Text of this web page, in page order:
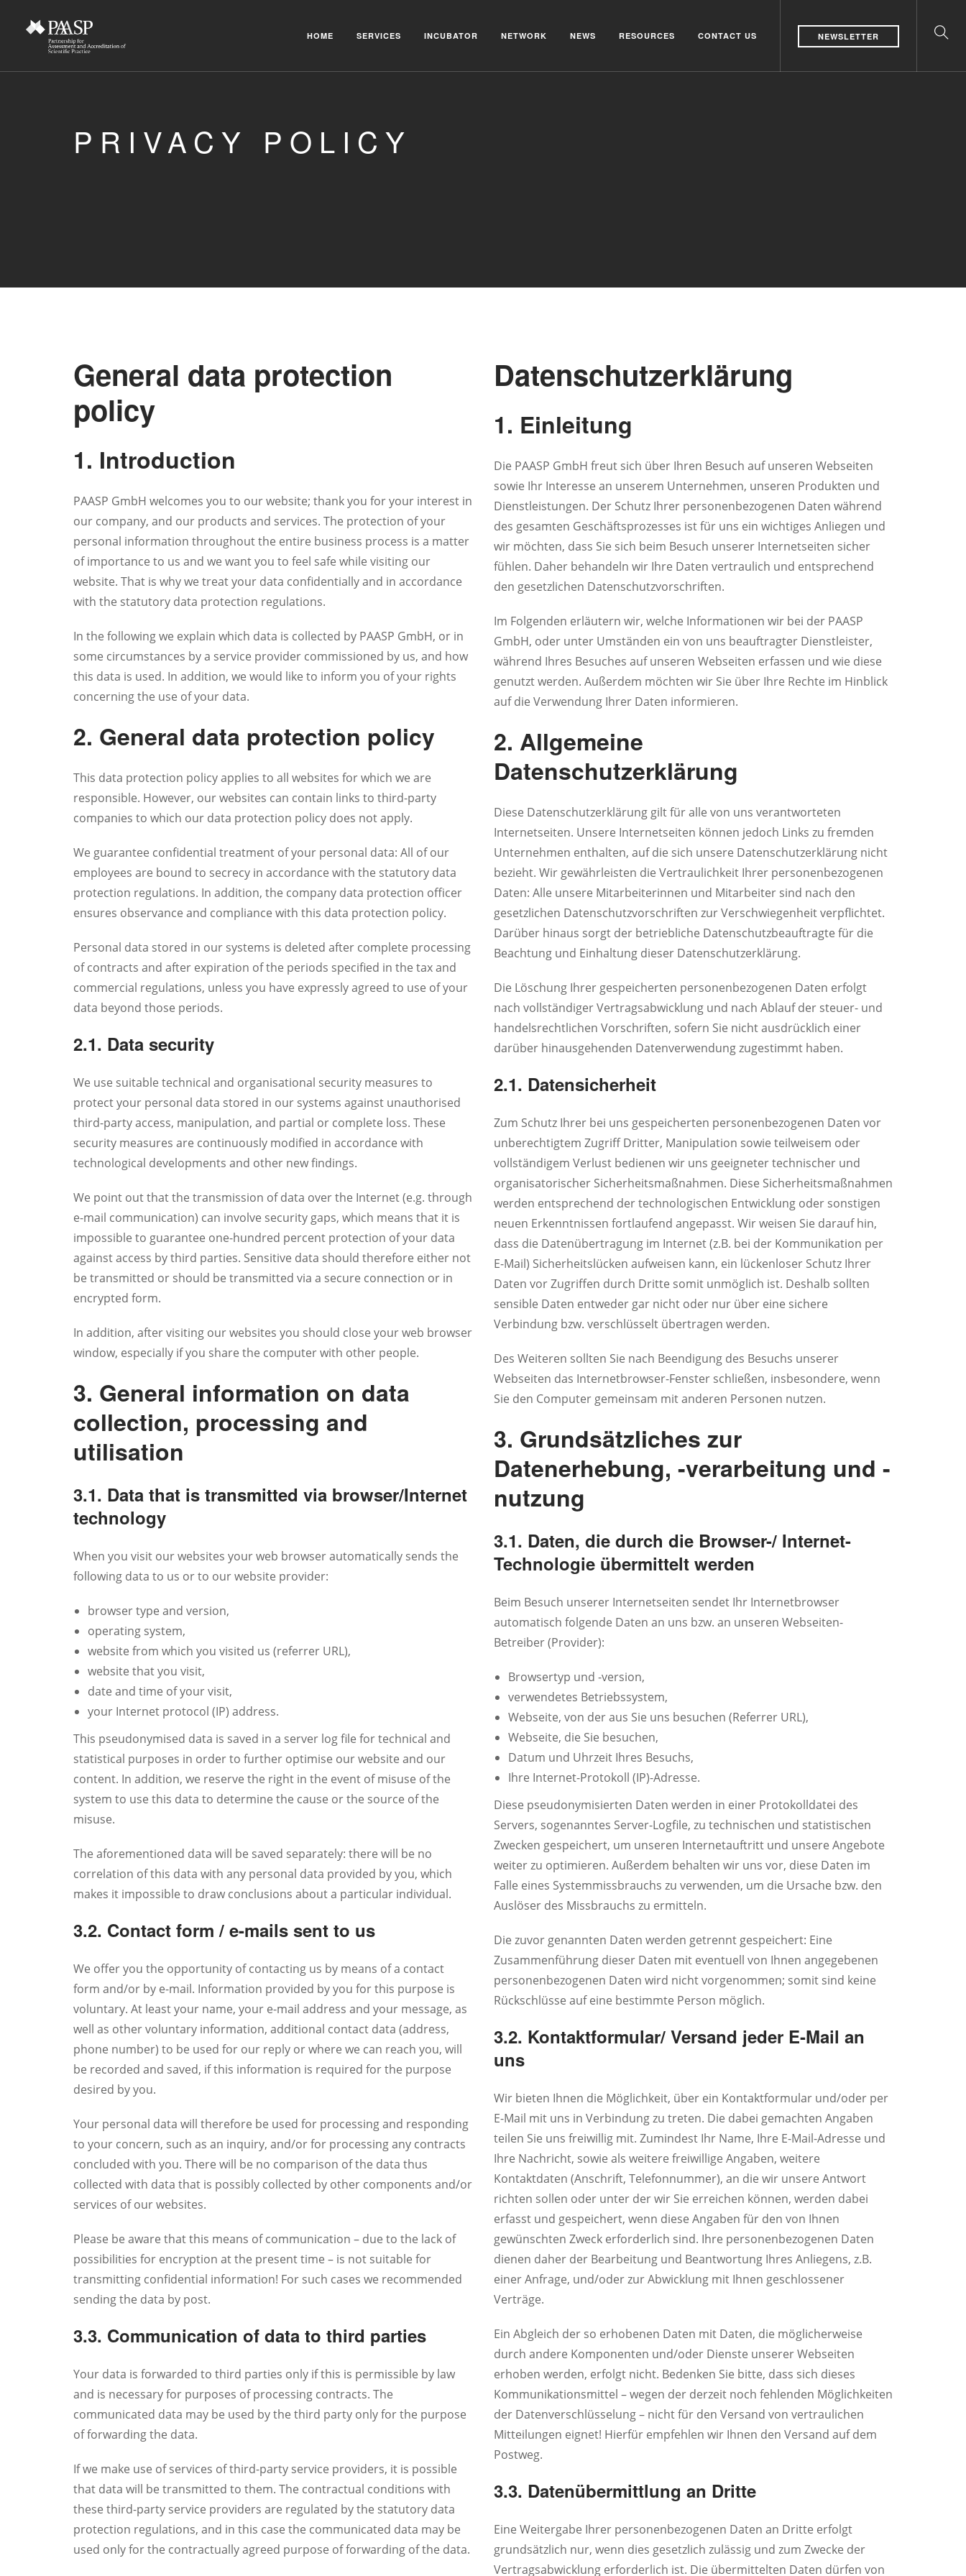
HOME SERVICES INCUBATOR NETWORK NEWS RESOURCES CONTACT US NEWSLETTER
PRIVACY POLICY
General data protection
policy
1. Introduction
PAASP GmbH welcomes you to our website; thank you for your interest in
our company, and our products and services. The protection of your
personal information throughout the entire business process is a matter
of importance to us and we want you to feel safe while visiting our
website. That is why we treat your data confidentially and in accordance
with the statutory data protection regulations.
In the following we explain which data is collected by PAASP GmbH, or in
some circumstances by a service provider commissioned by us, and how
this data is used. In addition, we would like to inform you of your rights
concerning the use of your data.
2. General data protection policy
This data protection policy applies to all websites for which we are
responsible. However, our websites can contain links to third-party
companies to which our data protection policy does not apply.
We guarantee confidential treatment of your personal data: All of our
employees are bound to secrecy in accordance with the statutory data
protection regulations. In addition, the company data protection officer
ensures observance and compliance with this data protection policy.
Personal data stored in our systems is deleted after complete processing
of contracts and after expiration of the periods specified in the tax and
commercial regulations, unless you have expressly agreed to use of your
data beyond those periods.
2.1. Data security
We use suitable technical and organisational security measures to
protect your personal data stored in our systems against unauthorised
third-party access, manipulation, and partial or complete loss. These
security measures are continuously modified in accordance with
technological developments and other new findings.
We point out that the transmission of data over the Internet (e.g. through
e-mail communication) can involve security gaps, which means that it is
impossible to guarantee one-hundred percent protection of your data
against access by third parties. Sensitive data should therefore either not
be transmitted or should be transmitted via a secure connection or in
encrypted form.
In addition, after visiting our websites you should close your web browser
window, especially if you share the computer with other people.
3. General information on data
collection, processing and
utilisation
3.1. Data that is transmitted via browser/Internet
technology
When you visit our websites your web browser automatically sends the
following data to us or to our website provider:
browser type and version,
operating system,
website from which you visited us (referrer URL),
website that you visit,
date and time of your visit,
your Internet protocol (IP) address.
This pseudonymised data is saved in a server log file for technical and
statistical purposes in order to further optimise our website and our
content. In addition, we reserve the right in the event of misuse of the
system to use this data to determine the cause or the source of the
misuse.
The aforementioned data will be saved separately: there will be no
correlation of this data with any personal data provided by you, which
makes it impossible to draw conclusions about a particular individual.
3.2. Contact form / e-mails sent to us
We offer you the opportunity of contacting us by means of a contact
form and/or by e-mail. Information provided by you for this purpose is
voluntary. At least your name, your e-mail address and your message, as
well as other voluntary information, additional contact data (address,
phone number) to be used for our reply or where we can reach you, will
be recorded and saved, if this information is required for the purpose
desired by you.
Your personal data will therefore be used for processing and responding
to your concern, such as an inquiry, and/or for processing any contracts
concluded with you. There will be no comparison of the data thus
collected with data that is possibly collected by other components and/or
services of our websites.
Please be aware that this means of communication – due to the lack of
possibilities for encryption at the present time – is not suitable for
transmitting confidential information! For such cases we recommended
sending the data by post.
3.3. Communication of data to third parties
Your data is forwarded to third parties only if this is permissible by law
and is necessary for purposes of processing contracts. The
communicated data may be used by the third party only for the purpose
of forwarding the data.
If we make use of services of third-party service providers, it is possible
that data will be transmitted to them. The contractual conditions with
these third-party service providers are regulated by the statutory data
protection regulations, and in this case the communicated data may be
used only for the contractually agreed purpose of forwarding of the data.
Datenschutzerklärung
1. Einleitung
Die PAASP GmbH freut sich über Ihren Besuch auf unseren Webseiten
sowie Ihr Interesse an unserem Unternehmen, unseren Produkten und
Dienstleistungen. Der Schutz Ihrer personenbezogenen Daten während
des gesamten Geschäftsprozesses ist für uns ein wichtiges Anliegen und
wir möchten, dass Sie sich beim Besuch unserer Internetseiten sicher
fühlen. Daher behandeln wir Ihre Daten vertraulich und entsprechend
den gesetzlichen Datenschutzvorschriften.
Im Folgenden erläutern wir, welche Informationen wir bei der PAASP
GmbH, oder unter Umständen ein von uns beauftragter Dienstleister,
während Ihres Besuches auf unseren Webseiten erfassen und wie diese
genutzt werden. Außerdem möchten wir Sie über Ihre Rechte im Hinblick
auf die Verwendung Ihrer Daten informieren.
2. Allgemeine
Datenschutzerklärung
Diese Datenschutzerklärung gilt für alle von uns verantworteten
Internetseiten. Unsere Internetseiten können jedoch Links zu fremden
Unternehmen enthalten, auf die sich unsere Datenschutzerklärung nicht
bezieht. Wir gewährleisten die Vertraulichkeit Ihrer personenbezogenen
Daten: Alle unsere Mitarbeiterinnen und Mitarbeiter sind nach den
gesetzlichen Datenschutzvorschriften zur Verschwiegenheit verpflichtet.
Darüber hinaus sorgt der betriebliche Datenschutzbeauftragte für die
Beachtung und Einhaltung dieser Datenschutzerklärung.
Die Löschung Ihrer gespeicherten personenbezogenen Daten erfolgt
nach vollständiger Vertragsabwicklung und nach Ablauf der steuer- und
handelsrechtlichen Vorschriften, sofern Sie nicht ausdrücklich einer
darüber hinausgehenden Datenverwendung zugestimmt haben.
2.1. Datensicherheit
Zum Schutz Ihrer bei uns gespeicherten personenbezogenen Daten vor
unberechtigtem Zugriff Dritter, Manipulation sowie teilweisem oder
vollständigem Verlust bedienen wir uns geeigneter technischer und
organisatorischer Sicherheitsmaßnahmen. Diese Sicherheitsmaßnahmen
werden entsprechend der technologischen Entwicklung oder sonstigen
neuen Erkenntnissen fortlaufend angepasst. Wir weisen Sie darauf hin,
dass die Datenübertragung im Internet (z.B. bei der Kommunikation per
E-Mail) Sicherheitslücken aufweisen kann, ein lückenloser Schutz Ihrer
Daten vor Zugriffen durch Dritte somit unmöglich ist. Deshalb sollten
sensible Daten entweder gar nicht oder nur über eine sichere
Verbindung bzw. verschlüsselt übertragen werden.
Des Weiteren sollten Sie nach Beendigung des Besuchs unserer
Webseiten das Internetbrowser-Fenster schließen, insbesondere, wenn
Sie den Computer gemeinsam mit anderen Personen nutzen.
3. Grundsätzliches zur
Datenerhebung, -verarbeitung und -
nutzung
3.1. Daten, die durch die Browser-/ Internet-
Technologie übermittelt werden
Beim Besuch unserer Internetseiten sendet Ihr Internetbrowser
automatisch folgende Daten an uns bzw. an unseren Webseiten-
Betreiber (Provider):
Browsertyp und -version,
verwendetes Betriebssystem,
Webseite, von der aus Sie uns besuchen (Referrer URL),
Webseite, die Sie besuchen,
Datum und Uhrzeit Ihres Besuchs,
Ihre Internet-Protokoll (IP)-Adresse.
Diese pseudonymisierten Daten werden in einer Protokolldatei des
Servers, sogenanntes Server-Logfile, zu technischen und statistischen
Zwecken gespeichert, um unseren Internetauftritt und unsere Angebote
weiter zu optimieren. Außerdem behalten wir uns vor, diese Daten im
Falle eines Systemmissbrauchs zu verwenden, um die Ursache bzw. den
Auslöser des Missbrauchs zu ermitteln.
Die zuvor genannten Daten werden getrennt gespeichert: Eine
Zusammenführung dieser Daten mit eventuell von Ihnen angegebenen
personenbezogenen Daten wird nicht vorgenommen; somit sind keine
Rückschlüsse auf eine bestimmte Person möglich.
3.2. Kontaktformular/ Versand jeder E-Mail an
uns
Wir bieten Ihnen die Möglichkeit, über ein Kontaktformular und/oder per
E-Mail mit uns in Verbindung zu treten. Die dabei gemachten Angaben
teilen Sie uns freiwillig mit. Zumindest Ihr Name, Ihre E-Mail-Adresse und
Ihre Nachricht, sowie als weitere freiwillige Angaben, weitere
Kontaktdaten (Anschrift, Telefonnummer), an die wir unsere Antwort
richten sollen oder unter der wir Sie erreichen können, werden dabei
erfasst und gespeichert, wenn diese Angaben für den von Ihnen
gewünschten Zweck erforderlich sind. Ihre personenbezogenen Daten
dienen daher der Bearbeitung und Beantwortung Ihres Anliegens, z.B.
einer Anfrage, und/oder zur Abwicklung mit Ihnen geschlossener
Verträge.
Ein Abgleich der so erhobenen Daten mit Daten, die möglicherweise
durch andere Komponenten und/oder Dienste unserer Webseiten
erhoben werden, erfolgt nicht. Bedenken Sie bitte, dass sich dieses
Kommunikationsmittel – wegen der derzeit noch fehlenden Möglichkeiten
der Datenverschlüsselung – nicht für den Versand von vertraulichen
Mitteilungen eignet! Hierfür empfehlen wir Ihnen den Versand auf dem
Postweg.
3.3. Datenübermittlung an Dritte
Eine Weitergabe Ihrer personenbezogenen Daten an Dritte erfolgt
grundsätzlich nur, wenn dies gesetzlich zulässig und zum Zwecke der
Vertragsabwicklung erforderlich ist. Die übermittelten Daten dürfen von